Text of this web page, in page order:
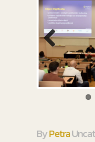
Previous
ByPetra